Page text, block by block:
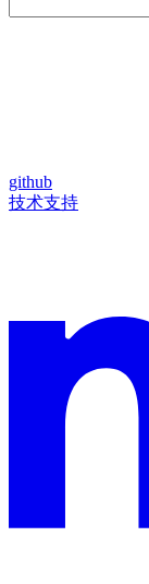
github
技术支持